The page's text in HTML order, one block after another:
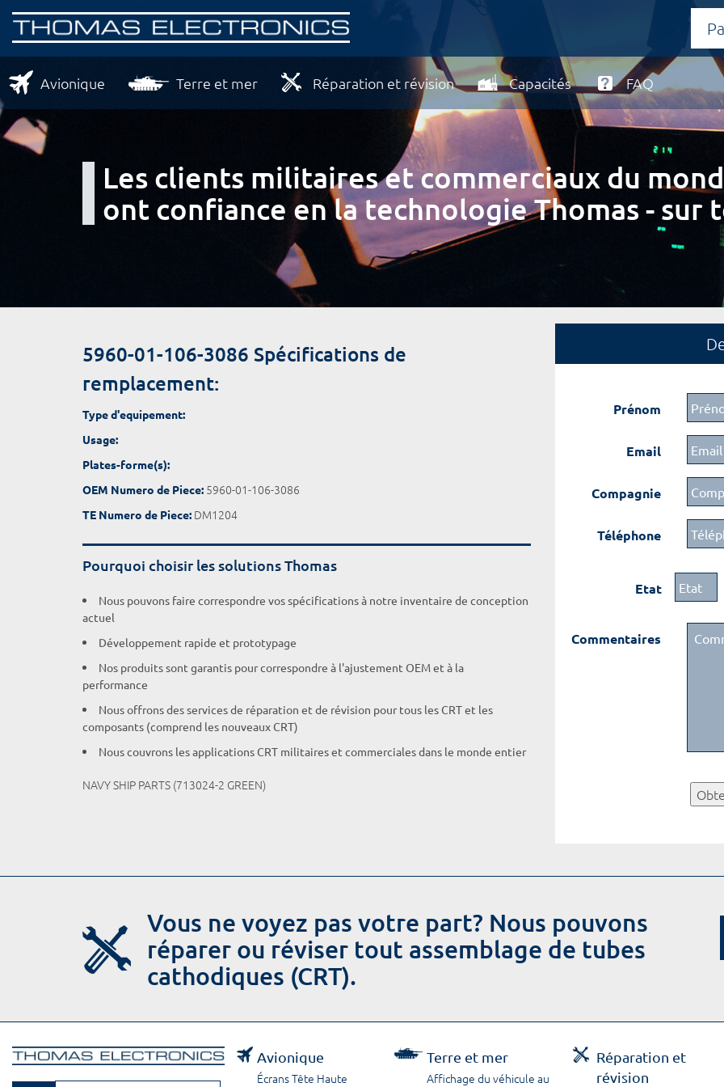
Avionique Terre et mer Réparation et révision Capacités FAQ
Les clients militaires et commerciaux du
ont confiance en la technologie Thomas - sur
5960-01-106-3086 Spécifications de
remplacement:
Type d'equipement:
Usage:
Plates-forme(s):
OEM Numero de Piece: 5960-01-106-3086
TE Numero de Piece: DM1204
Pourquoi choisir les solutions Thomas
Nous pouvons faire correspondre vos spécifications à notre inventaire de conception
actuel
Développement rapide et prototypage
Nos produits sont garantis pour correspondre à l'ajustement OEM et à la
performance
Nous offrons des services de réparation et de révision pour tous les CRT et les
composants (comprend les nouveaux CRT)
Nous couvrons les applications CRT militaires et commerciales dans le monde entier
NAVY SHIP PARTS (713024-2 GREEN)
Prénom
Email
Compagnie
Téléphone
Etat
Commentaires
Vous ne voyez pas votre part? Nous pouvons
réparer ou réviser tout assemblage de tubes
cathodiques (CRT).
Avionique
Écrans Tête Haute
Terre et mer
Affichage du véhicule au
Réparation et
révision